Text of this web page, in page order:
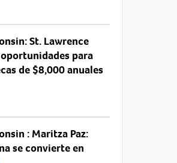
St. Lawrence
para
de $8,000 anuales
: Maritza Paz:
se convierte en